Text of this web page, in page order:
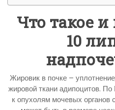
Что такое
10
Жировик в почке –
жировой ткани адипоцитов.
к опухолям мочевых органов